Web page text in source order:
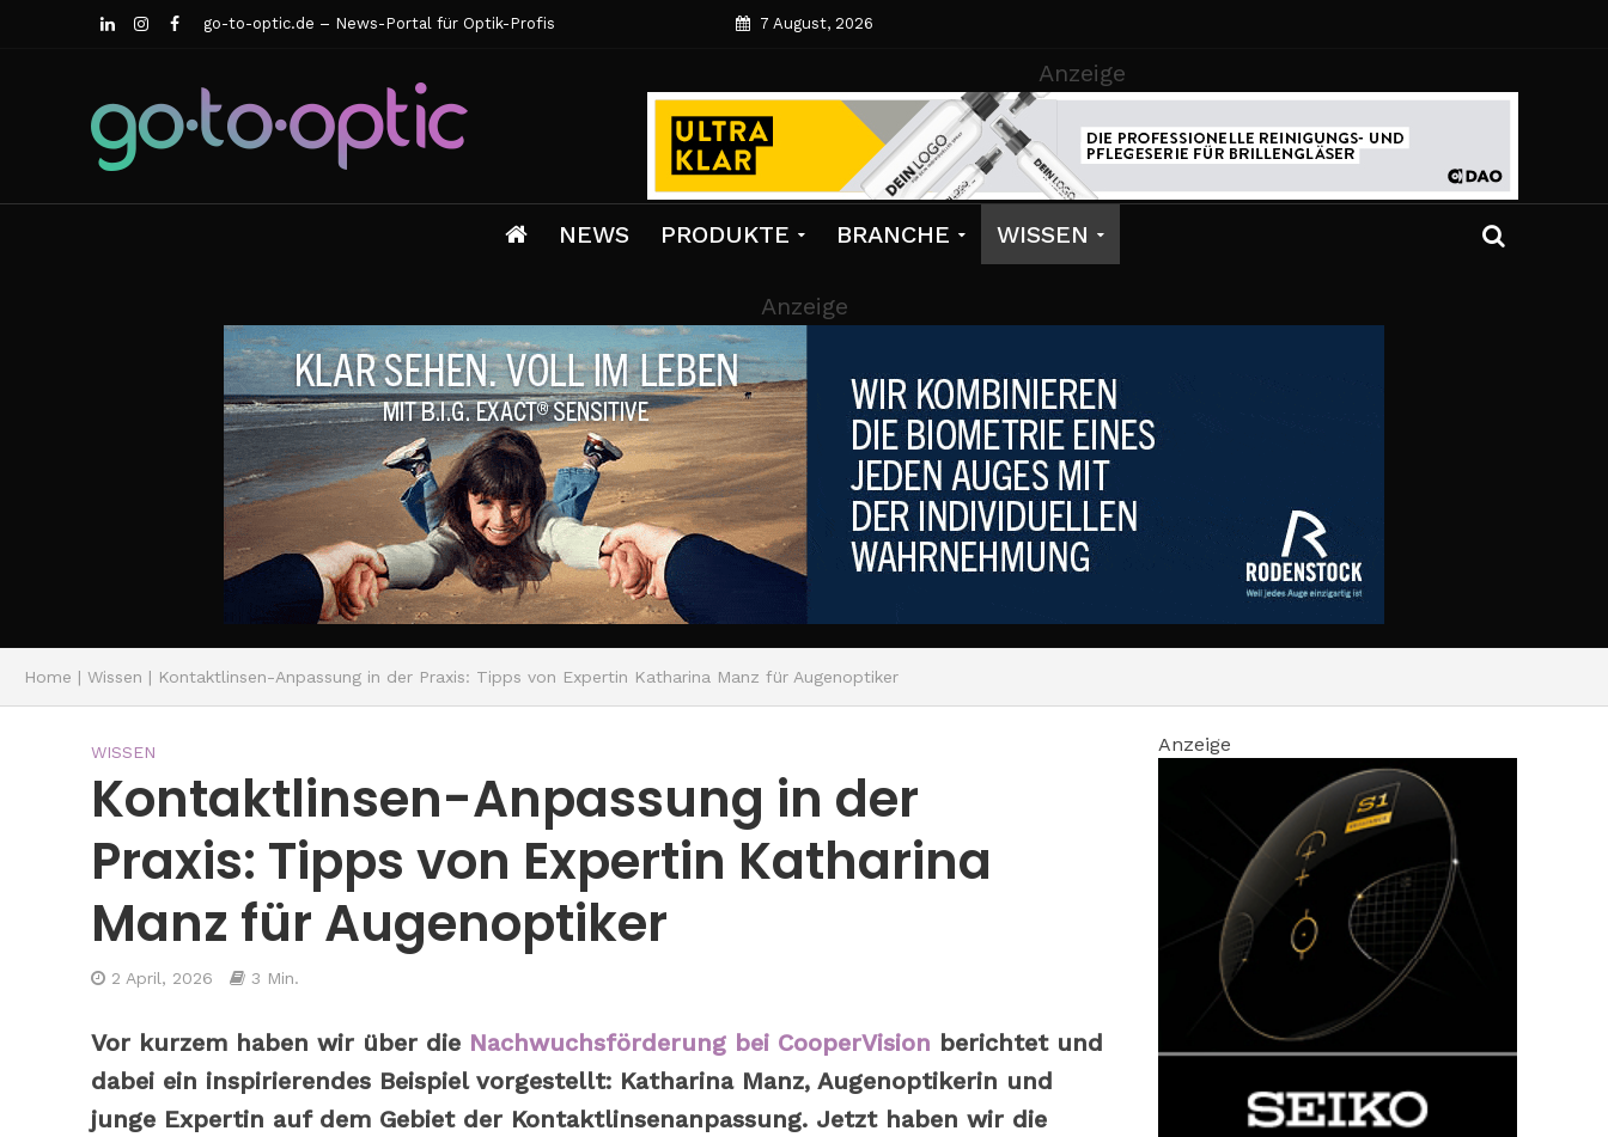
go-to-optic.de – News-Portal für Optik-Profis 7 August, 2026
Anzeige
NEWS PRODUKTE BRANCHE WISSEN
Anzeige
Home | Wissen | Kontaktlinsen-Anpassung in der Praxis: Tipps von Expertin Katharina Manz für Augenoptiker
WISSEN
Kontaktlinsen-Anpassung in der
Praxis: Tipps von Expertin Katharina
Manz für Augenoptiker
2 April, 2026 3 Min.
Vor kurzem haben wir über die Nachwuchsförderung bei CooperVision berichtet und
dabei ein inspirierendes Beispiel vorgestellt: Katharina Manz, Augenoptikerin und
junge Expertin auf dem Gebiet der Kontaktlinsenanpassung. Jetzt haben wir die
Anzeige